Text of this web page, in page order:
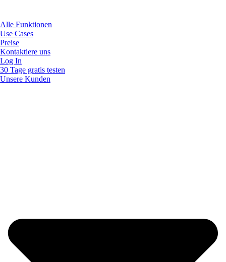
Alle Funktionen
Use Cases
Preise
Kontaktiere uns
Log In
30 Tage gratis testen
Unsere Kunden